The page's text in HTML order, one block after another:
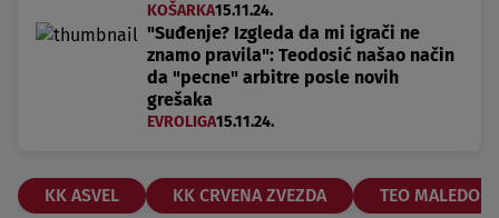
KOŠARKA15.11.24.
"Suđenje? Izgleda da mi igrači ne
znamo pravila": Teodosić našao način
da "pecne" arbitre posle novih
grešaka
EVROLIGA15.11.24.
KK ASVEL KK CRVENA ZVEZDA TEO MALEDON